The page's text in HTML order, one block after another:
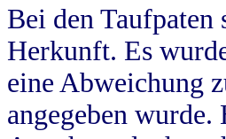
Bei den
Herkunft. Es
eine Abweichung
angegeben